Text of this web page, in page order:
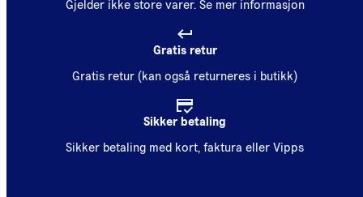
Gjelder ikke store varer. Se mer informasjon
Gratis retur
Gratis retur (kan også returneres i butikk)
Sikker betaling
Sikker betaling med kort, faktura eller Vipps